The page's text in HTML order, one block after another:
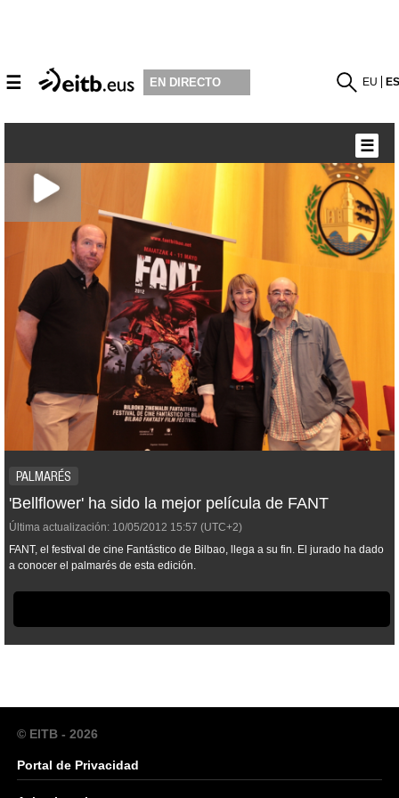
☰ EN DIRECTO EU
PALMARÉS
'Bellflower' ha sido la mejor película de FANT
Última actualización: 10/05/2012 15:57 (UTC+2)
FANT, el festival de cine Fantástico de Bilbao, llega a su fin. El jurado ha dado
a conocer el palmarés de esta edición.
☰
© EITB - 2026
Portal de Privacidad